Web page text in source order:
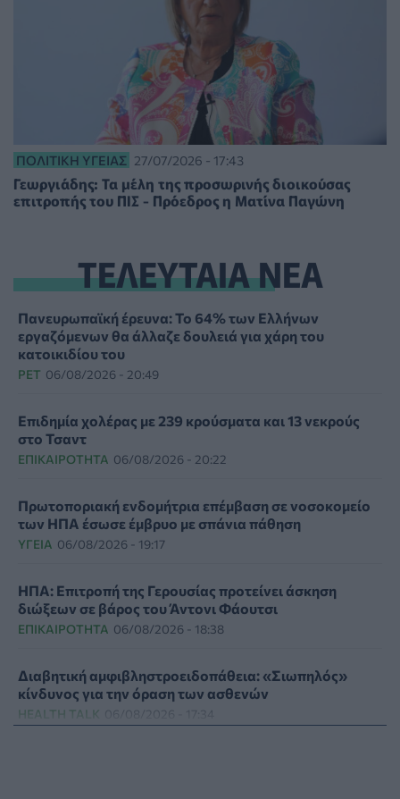
ΠΟΛΙΤΙΚΉ ΥΓΕΊΑΣ 27/07/2026 - 17:43
Γεωργιάδης: Τα μέλη της προσωρινής διοικούσας
επιτροπής του ΠΙΣ - Πρόεδρος η Ματίνα Παγώνη
ΤΕΛΕΥΤΑΙΑ ΝΕΑ
Πανευρωπαϊκή έρευνα: Το 64% των Ελλήνων
εργαζόμενων θα άλλαζε δουλειά για χάρη του
κατοικιδίου του
PET 06/08/2026 - 20:49
Επιδημία χολέρας με 239 κρούσματα και 13 νεκρούς
στο Τσαντ
ΕΠΙΚΑΙΡΌΤΗΤΑ 06/08/2026 - 20:22
Πρωτοποριακή ενδομήτρια επέμβαση σε νοσοκομείο
των ΗΠΑ έσωσε έμβρυο με σπάνια πάθηση
ΥΓΕΊΑ 06/08/2026 - 19:17
ΗΠΑ: Επιτροπή της Γερουσίας προτείνει άσκηση
διώξεων σε βάρος του Άντονι Φάουτσι
ΕΠΙΚΑΙΡΌΤΗΤΑ 06/08/2026 - 18:38
Διαβητική αμφιβληστροειδοπάθεια: «Σιωπηλός»
κίνδυνος για την όραση των ασθενών
HEALTH TALK 06/08/2026 - 17:34